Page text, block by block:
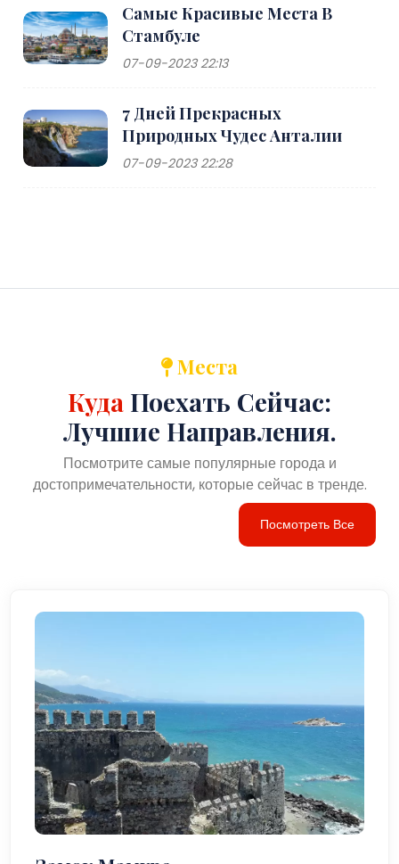
Самые Красивые Места В
Стамбуле
07-09-2023 22:13
7 Дней Прекрасных
Природных Чудес Анталии
07-09-2023 22:28
Места
Куда Поехать Сейчас:
Лучшие Направления.
Посмотрите самые популярные города и
достопримечательности, которые сейчас в тренде.
Посмотреть Все